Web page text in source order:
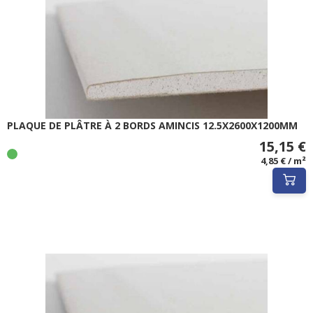
PLAQUE DE PLÂTRE À 2 BORDS AMINCIS 12.5X2600X1200MM
15,15 €
4,85 € / m²